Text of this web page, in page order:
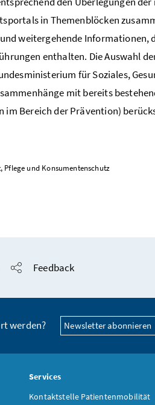
in Themenblöcken
weitergehende Informationen,
enthalten. Die Auswahl
für Soziales,
mit bereits
im Bereich der Prävention)
Pflege und Konsumentenschutz
Feed anzeigen
Feedback
werden? Newsletter abonnieren
Services
Kontaktstelle Patientenmobilität